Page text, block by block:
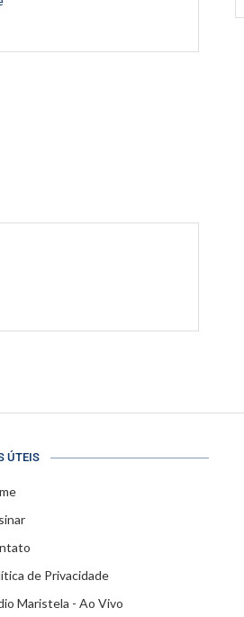
ÚTEIS
de Privacidade
Maristela - Ao Vivo